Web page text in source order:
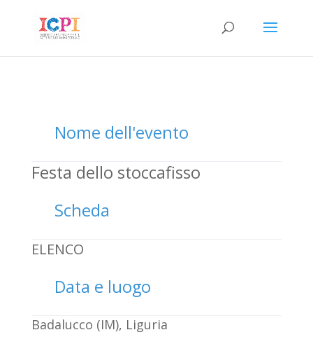
Nome dell'evento
Festa dello stoccafisso
Scheda
ELENCO
Data e luogo
Badalucco (IM), Liguria